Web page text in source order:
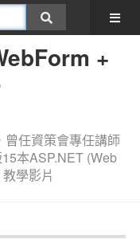
+
曾任資策會專任講師
本ASP.NET (Web
學影片